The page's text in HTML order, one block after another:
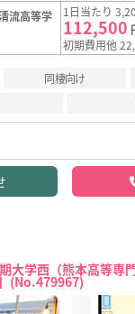
流高等学
1日当たり
112,500
初期費用他
同棲向け
大学西（熊本高等専門
(No.479967)